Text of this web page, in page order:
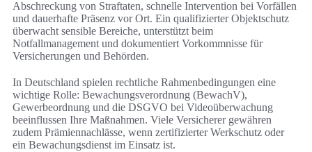
Abschreckung von Straftaten, schnelle Intervention bei Vorfällen
und dauerhafte Präsenz vor Ort. Ein qualifizierter Objektschutz
überwacht sensible Bereiche, unterstützt beim
Notfallmanagement und dokumentiert Vorkommnisse für
Versicherungen und Behörden.
In Deutschland spielen rechtliche Rahmenbedingungen eine
wichtige Rolle: Bewachungsverordnung (BewachV),
Gewerbeordnung und die DSGVO bei Videoüberwachung
beeinflussen Ihre Maßnahmen. Viele Versicherer gewähren
zudem Prämiennachlässe, wenn zertifizierter Werkschutz oder
ein Bewachungsdienst im Einsatz ist.